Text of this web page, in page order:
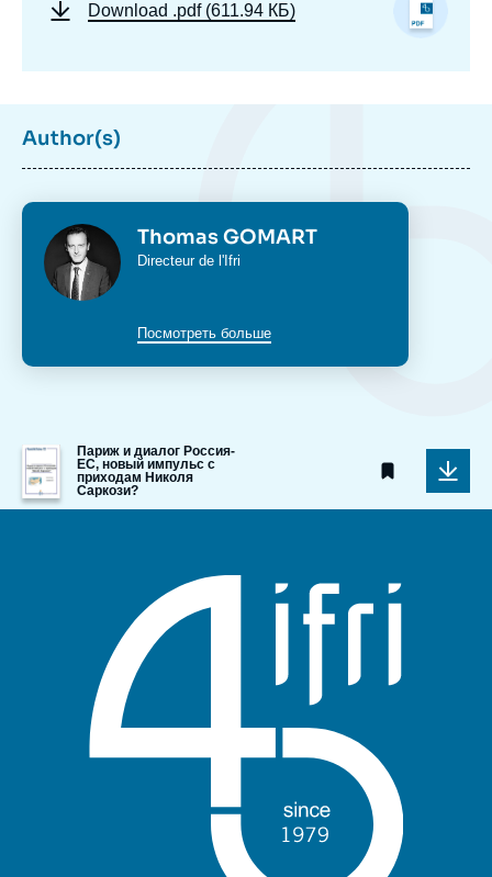
Download .pdf (611.94 КБ)
Author(s)
Photo Thomas GOMART
Intitulé
Directeur de l'Ifri
Посмотреть больше
Image
de
couverture
de
Париж и диалог Россия-
ЕС, новый импульс с
приходам Николя
Саркози?